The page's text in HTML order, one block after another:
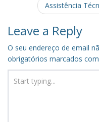
navigation
Assistência
Leave a Reply
O seu endereço de email
obrigatórios marcados com